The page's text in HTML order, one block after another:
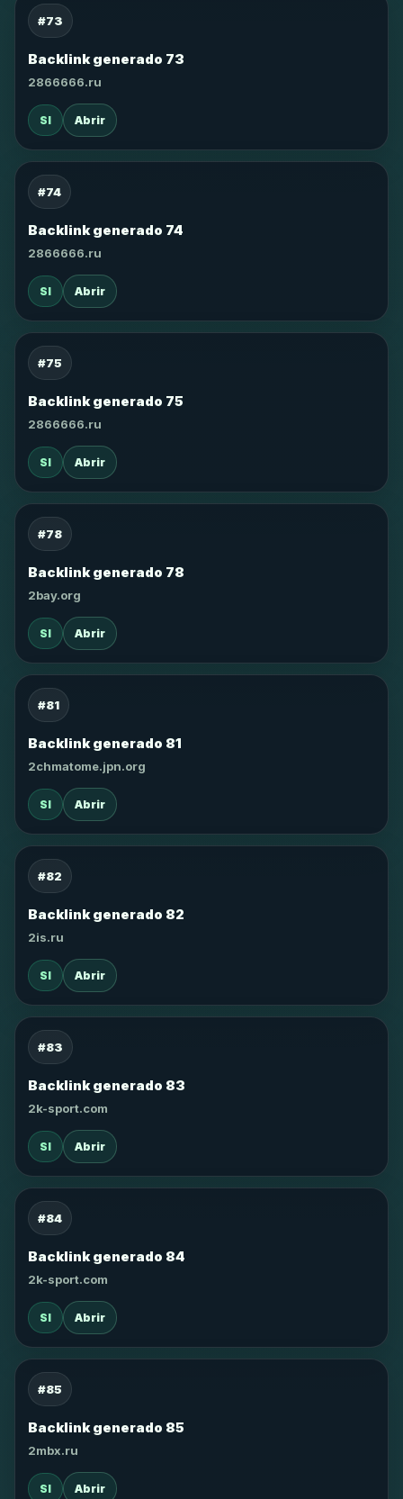
#73
Backlink generado 73
2866666.ru
SI Abrir
#74
Backlink generado 74
2866666.ru
SI Abrir
#75
Backlink generado 75
2866666.ru
SI Abrir
#78
Backlink generado 78
2bay.org
SI Abrir
#81
Backlink generado 81
2chmatome.jpn.org
SI Abrir
#82
Backlink generado 82
2is.ru
SI Abrir
#83
Backlink generado 83
2k-sport.com
SI Abrir
#84
Backlink generado 84
2k-sport.com
SI Abrir
#85
Backlink generado 85
2mbx.ru
SI Abrir